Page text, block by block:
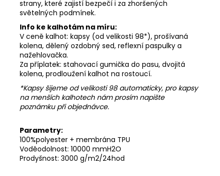
strany, které zajistí bezpečí i za zhoršených
světelných podmínek.
Info ke kalhotám na míru:
V ceně kalhot: kapsy (od velikosti 98*), prošívaná
kolena, dělený ozdobný sed, reflexní paspulky a
nažehlovačka.
Za příplatek: stahovací gumička do pasu, dvojitá
kolena, prodloužení kalhot na rostoucí.
*Kapsy šijeme od velikosti 98 automaticky, pro kapsy
na menších kalhotech nám prosím napište
poznámku při objednávce.
Parametry:
100%polyester + membrána TPU
Voděodolnost: 10000 mmH2O
Prodyšnost: 3000 g/m2/24hod